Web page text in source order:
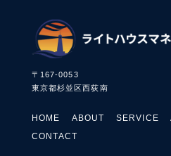
〒167-0053
東京都杉並区西荻南
HOME ABOUT SERVICE
CONTACT